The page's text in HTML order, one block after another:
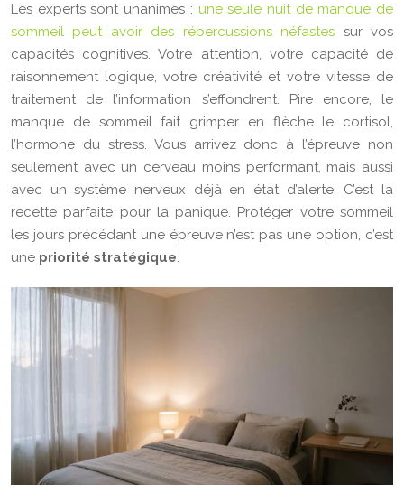
Les experts sont unanimes : une seule nuit de manque de
sommeil peut avoir des répercussions néfastes sur vos
capacités cognitives. Votre attention, votre capacité de
raisonnement logique, votre créativité et votre vitesse de
traitement de l’information s’effondrent. Pire encore, le
manque de sommeil fait grimper en flèche le cortisol,
l’hormone du stress. Vous arrivez donc à l’épreuve non
seulement avec un cerveau moins performant, mais aussi
avec un système nerveux déjà en état d’alerte. C’est la
recette parfaite pour la panique. Protéger votre sommeil
les jours précédant une épreuve n’est pas une option, c’est
une priorité stratégique.